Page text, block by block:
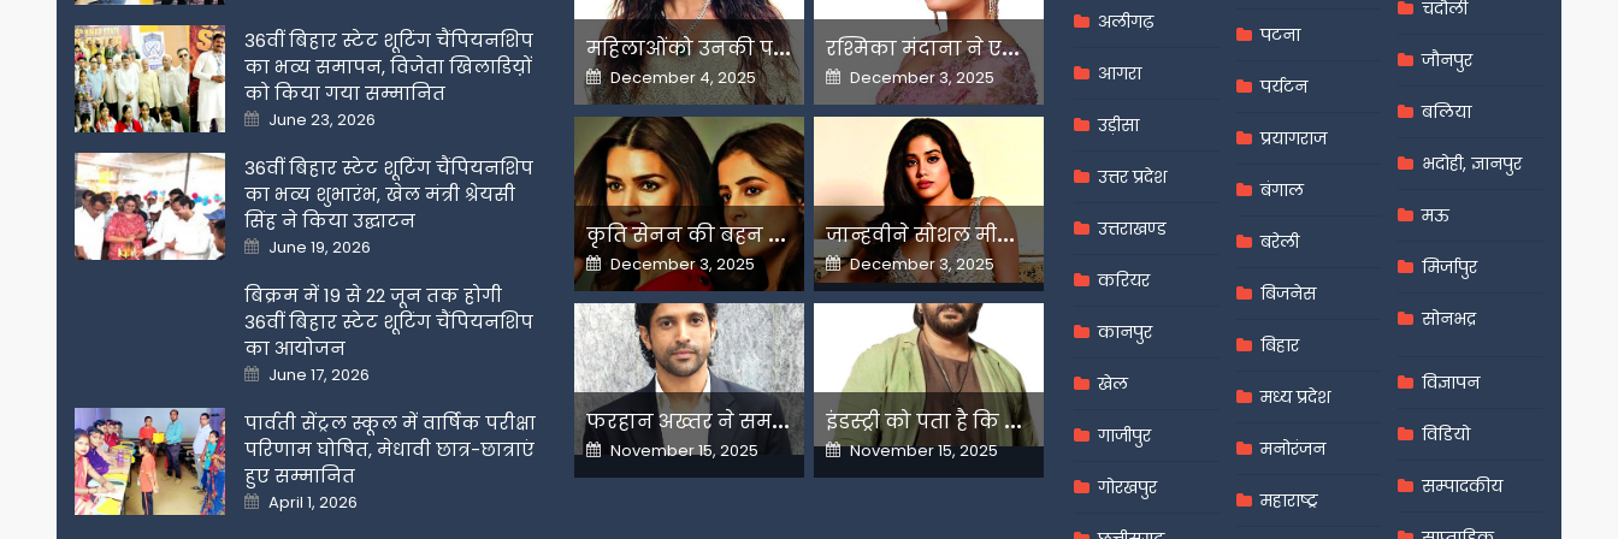
36वीं बिहार स्टेट शूटिंग चैंपियनशिप
का भव्य समापन, विजेता खिलाडिय़ों
को किया गया सम्मानित
Posted
on
June 23, 2026
36वीं बिहार स्टेट शूटिंग चैंपियनशिप
का भव्य शुभारंभ, खेल मंत्री श्रेयसी
सिंह ने किया उद्घाटन
Posted
on
June 19, 2026
बिक्रम में 19 से 22 जून तक होगी
36वीं बिहार स्टेट शूटिंग चैंपियनशिप
का आयोजन
Posted
on
June 17, 2026
पार्वती सेंट्रल स्कूल में वार्षिक परीक्षा
परिणाम घोषित, मेधावी छात्र-छात्राएं
हुए सम्मानित
Posted
on
April 1, 2026
म
हिलाओंको उनकी पसंद के लिए उन्हें जज किया जाता है-मलाइका
Posted
on
December 4, 2025
र
श्मिका मंदाना ने एआई के बढ़ते दुरुपयोग पर जतायी नाराजगी
Posted
on
December 3, 2025
क
ृति सेनन की बहन नूपुर अगले महीने करेंगी डेस्टिनेशन मैरिज
Posted
on
December 3, 2025
ज
ान्हवीने सोशल मीडियापर उठाये सवाल
Posted
on
December 3, 2025
फ
रहान अख्तर ने समझाया देशभक्ति और अंधभक्ति का फर्क
Posted
on
November 15, 2025
इ
ंडस्ट्री को पता है कि मैं कहीं नहीं जाने वाला-अरशद वारसी
Posted
on
November 15, 2025
अलीगढ़
आगरा
उड़ीसा
उत्तर प्रदेश
उत्तराखण्ड
करियर
कानपुर
खेल
गाजीपुर
गोरखपुर
पटना
पर्यटन
प्रयागराज
बंगाल
बरेली
बिजनेस
बिहार
मध्य प्रदेश
मनोरंजन
महाराष्ट्र
चंदौली
जौनपुर
बलिया
भदोही, ज्ञानपुर
मऊ
मिर्जापुर
सोनभद्र
विज्ञापन
विडियो
सम्पादकीय